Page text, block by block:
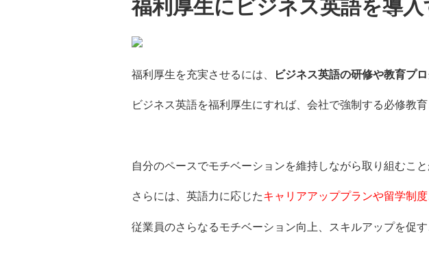
福利厚生にビジネス英語を導
福利厚生を充実させるには、 ビジネス英語の研修や教育プ
ビジネス英語を福利厚生にすれば、会社で強制する必修教
自分のペースでモチベーションを維持しながら取り組むこ
さらには、英語力に応じたキャリアアッププランや留学制
従業員のさらなるモチベーション向上、スキルアップを促す